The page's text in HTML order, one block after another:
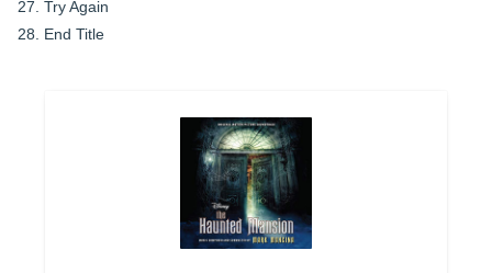
27. Try Again
28. End Title